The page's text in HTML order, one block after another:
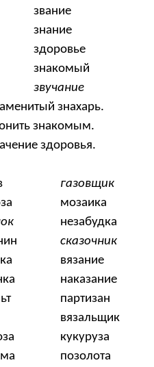
звание
знание
здоровье
знакомый
звучание
знахарь.
знакомым.
здоровья.
газовщик
мозаика
незабудка
сказочник
вязание
наказание
партизан
вязальщик
кукуруза
позолота